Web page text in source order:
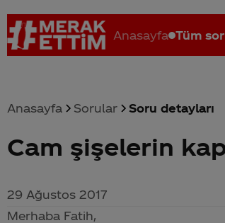
Anasayfa Tüm
Coca-Cola nerenin malı? Coca cola İsrail
Anasayfa Sorular Soru detayları
Cam şişelerin
29 Ağustos 2017
Merhaba Fatih,